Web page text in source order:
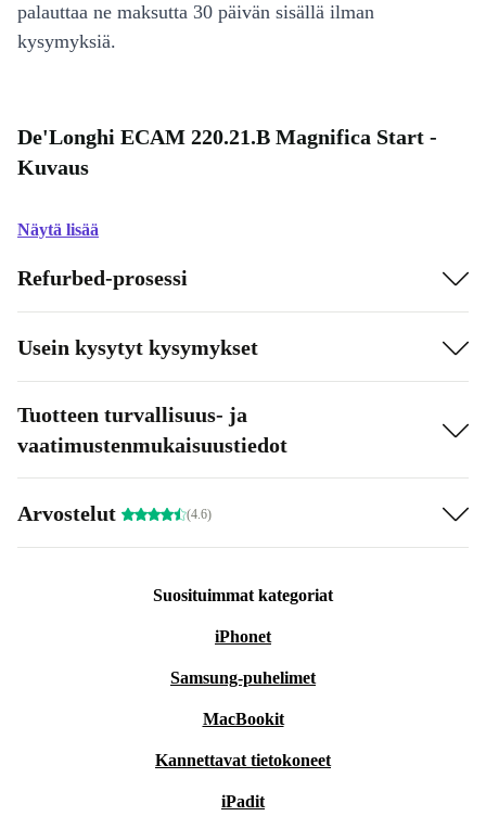
palauttaa ne maksutta 30 päivän sisällä ilman
kysymyksiä.
De'Longhi ECAM 220.21.B Magnifica Start -
Kuvaus
Näytä lisää
Refurbed-prosessi
Usein kysytyt kysymykset
Tuotteen turvallisuus- ja
vaatimustenmukaisuustiedot
Arvostelut (4.6)
Suosituimmat kategoriat
iPhonet
Samsung-puhelimet
MacBookit
Kannettavat tietokoneet
iPadit